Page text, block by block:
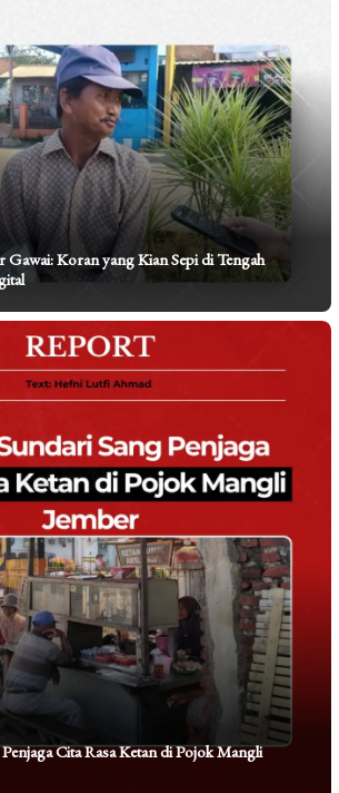
Gawai: Koran yang Kian Sepi di Tengah
Cita Rasa Ketan di Pojok Mangli